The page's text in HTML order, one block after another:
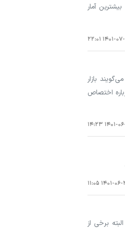
داشتن بیشترین آمار
۰۷-۰۴ ۲۲:۰۱
ایرانی می‌گویند بازار
اختصاص
۲۸ ۱۴:۲۳
۰۶-۲۷ ۱۱:۰۵
برخی از